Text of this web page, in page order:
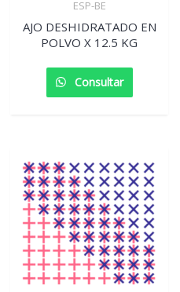
ESP-BE
AJO DESHIDRATADO EN
POLVO X 12.5 KG
Consultar